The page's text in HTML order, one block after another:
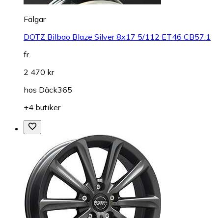
Fälgar
DOTZ Bilbao Blaze Silver 8x17 5/112 ET46 CB57.1
fr.
2 470 kr
hos Däck365
+4 butiker